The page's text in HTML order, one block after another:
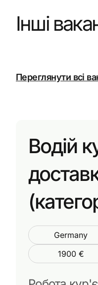
Інші
Переглянути всі
Водій
Germany
1900 €